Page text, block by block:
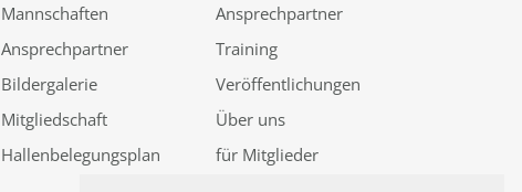
Mannschaften
Ansprechpartner
Bildergalerie
Mitgliedschaft
Hallenbelegungsplan
Ansprechpartner
Training
Veröffentlichungen
Über uns
für Mitglieder